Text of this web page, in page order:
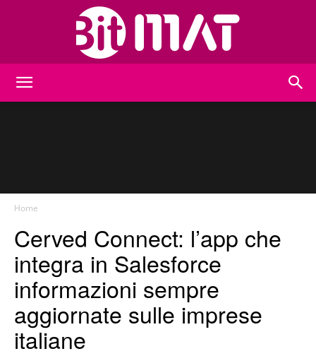
Home
Cerved Connect: l’app che
integra in Salesforce
informazioni sempre
aggiornate sulle imprese
italiane